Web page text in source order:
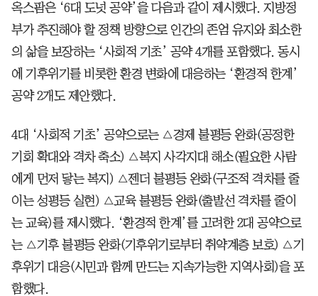
옥스팜은 ‘6대 도넛 공약’을 다음과 같이 제시했다. 지방정
부가 추진해야 할 정책 방향으로 인간의 존엄 유지와 최소한
의 삶을 보장하는 ‘사회적 기초’ 공약 4개를 포함했다. 동시
에 기후위기를 비롯한 환경 변화에 대응하는 ‘환경적 한계’
공약 2개도 제안했다.
4대 ‘사회적 기초’ 공약으로는 △경제 불평등 완화(공정한
기회 확대와 격차 축소) △복지 사각지대 해소(필요한 사람
에게 먼저 닿는 복지) △젠더 불평등 완화(구조적 격차를 줄
이는 성평등 실현) △교육 불평등 완화(출발선 격차를 줄이
는 교육)를 제시했다. ‘환경적 한계’를 고려한 2대 공약으로
는 △기후 불평등 완화(기후위기로부터 취약계층 보호) △기
후위기 대응(시민과 함께 만드는 지속가능한 지역사회)을 포
함했다.